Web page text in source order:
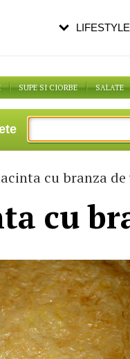
SUPE SI CIORBE SALATE
cu branza de
cu
LIFESTYLE